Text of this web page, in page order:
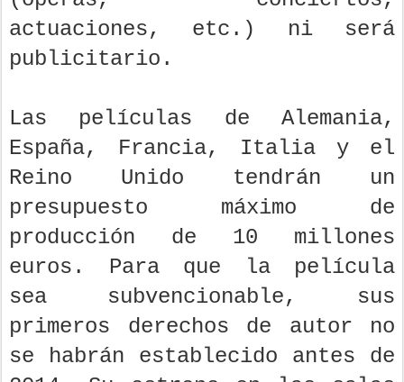
actuaciones, etc.) ni será
publicitario.
Las películas de Alemania,
España, Francia, Italia y el
Reino Unido tendrán un
presupuesto máximo de
producción de 10 millones
euros. Para que la película
sea subvencionable, sus
primeros derechos de autor no
se habrán establecido antes de